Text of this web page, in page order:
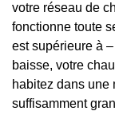
votre réseau de
fonctionne toute
est supérieure à
baisse, votre
habitez dans une
suffisamment